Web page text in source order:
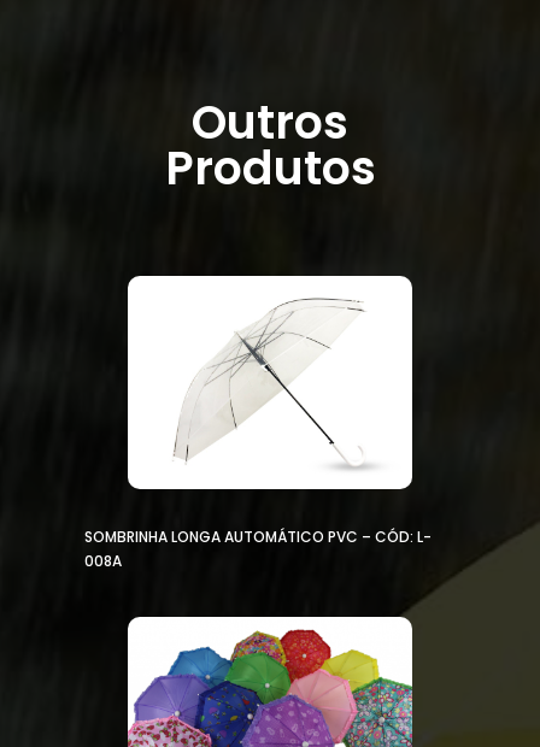
Outros
Produtos
SOMBRINHA LONGA AUTOMÁTICO PVC – CÓD: L-
008A